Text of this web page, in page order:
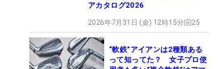
アカタログ2026
2026年7月31日 (金) 12時15分 25
“軟鉄”アイアンは2種類ある
って知ってた？ 女子プロ使